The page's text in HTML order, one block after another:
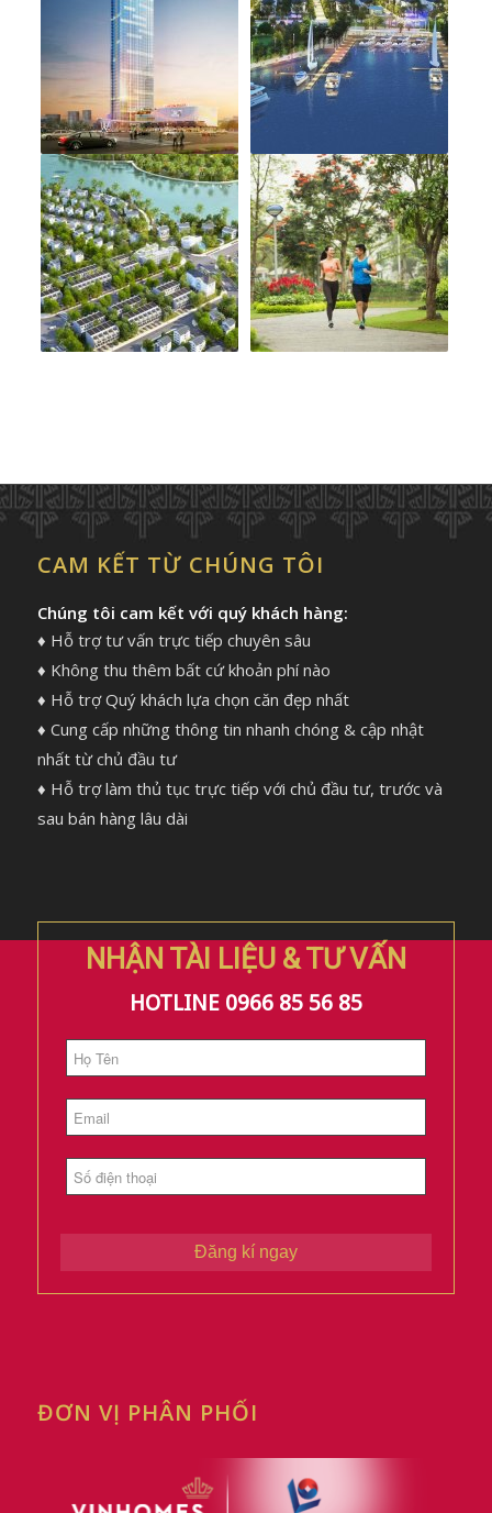
CAM KẾT TỪ CHÚNG TÔI
Chúng tôi cam kết với quý khách hàng:
♦ Hỗ trợ tư vấn trực tiếp chuyên sâu
♦ Không thu thêm bất cứ khoản phí nào
♦ Hỗ trợ Quý khách lựa chọn căn đẹp nhất
♦ Cung cấp những thông tin nhanh chóng & cập nhật
nhất từ chủ đầu tư
♦ Hỗ trợ làm thủ tục trực tiếp với chủ đầu tư, trước và
sau bán hàng lâu dài
NHẬN TÀI LIỆU & TƯ VẤN
HOTLINE 0966 85 56 85
Đăng kí ngay
ĐƠN VỊ PHÂN PHỐI